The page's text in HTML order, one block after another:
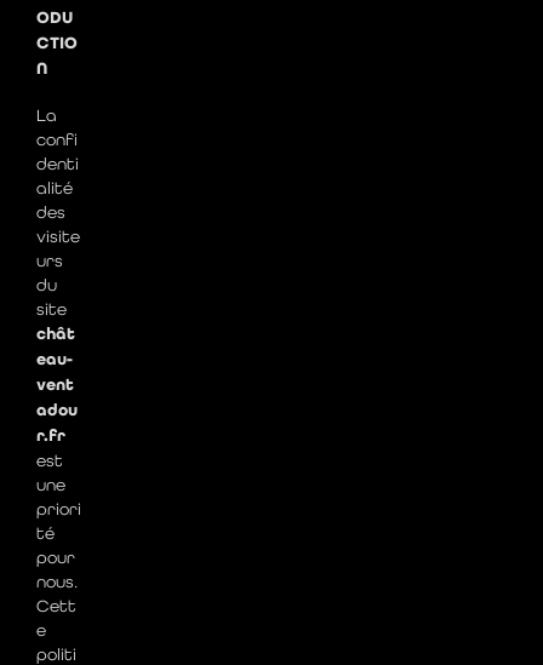
ODU
CTIO
N
La
confi
denti
alité
des
visite
urs
du
site
chât
eau-
vent
adou
r.fr
est
une
priori
té
pour
nous.
Cett
e
politi